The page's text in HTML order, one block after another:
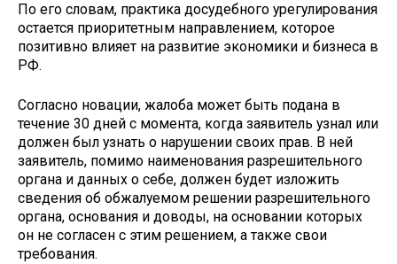
По его словам, практика досудебного урегулирования
остается приоритетным направлением, которое
позитивно влияет на развитие экономики и бизнеса в
РФ.
Согласно новации, жалоба может быть подана в
течение 30 дней с момента, когда заявитель узнал или
должен был узнать о нарушении своих прав. В ней
заявитель, помимо наименования разрешительного
органа и данных о себе, должен будет изложить
сведения об обжалуемом решении разрешительного
органа, основания и доводы, на основании которых
он не согласен с этим решением, а также свои
требования.